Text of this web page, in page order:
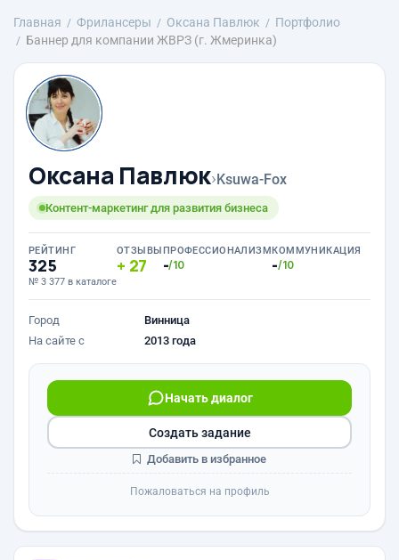
Главная Фрилансеры Оксана Павлюк
Портфолио
Баннер для компании ЖВРЗ (г. Жмеринка)
Оксана Павлюк›Ksuwa-Fox
Контент-маркетинг для развития бизнеса
РЕЙТИНГ
325
№ 3 377 в каталоге
ОТЗЫВЫ
27
ПРОФЕССИОНАЛИЗМ
-/10
КОММУНИКАЦИЯ
-/10
Город
Винница
На сайте с
2013 года
Начать диалог
Создать задание
Добавить в избранное
Пожаловаться на профиль